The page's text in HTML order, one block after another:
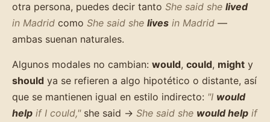
otra persona, puedes decir tanto She said she lived
in Madrid como She said she lives in Madrid —
ambas suenan naturales.
Algunos modales no cambian: would, could, might y
should ya se refieren a algo hipotético o distante, así
que se mantienen igual en estilo indirecto: "I would
help if I could,"she said → She said she would help if